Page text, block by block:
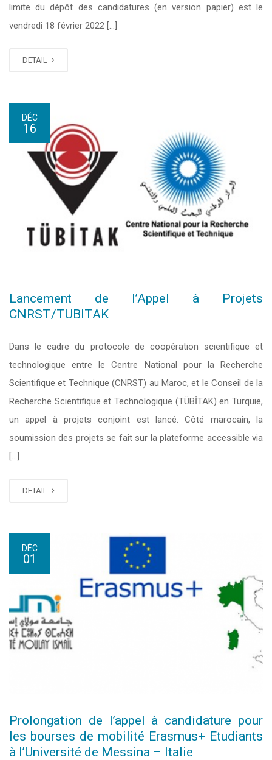
limite du dépôt des candidatures (en version papier) est le
vendredi 18 février 2022 […]
DETAIL
DÉC
16
Lancement de l’Appel à Projets
CNRST/TUBITAK
Dans le cadre du protocole de coopération scientifique et
technologique entre le Centre National pour la Recherche
Scientifique et Technique (CNRST) au Maroc, et le Conseil de la
Recherche Scientifique et Technologique (TÜBİTAK) en Turquie,
un appel à projets conjoint est lancé. Côté marocain, la
soumission des projets se fait sur la plateforme accessible via
[…]
DETAIL
DÉC
01
Prolongation de l’appel à candidature pour
les bourses de mobilité Erasmus+ Etudiants
à l’Université de Messina – Italie